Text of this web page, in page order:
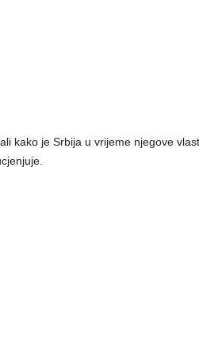
kako je Srbija u vrijeme njegove